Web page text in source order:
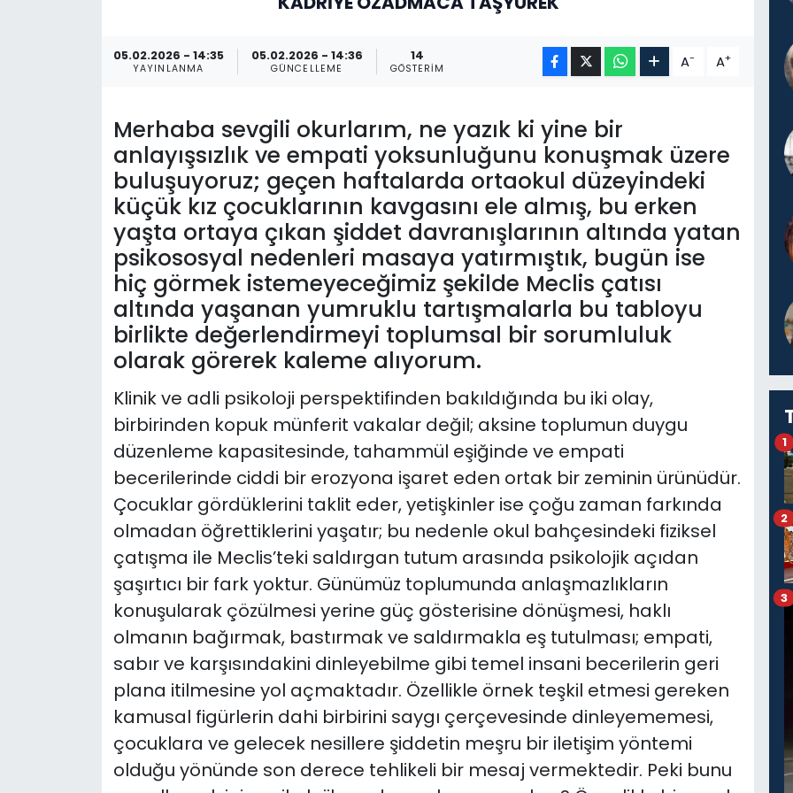
05.02.2026 - 14:35
YAYINLANMA
05.02.2026 - 14:36
GÜNCELLEME
14
GÖSTERIM A- A+
Merhaba sevgili okurlarım, ne yazık ki yine bir
anlayışsızlık ve empati yoksunluğunu konuşmak üzere
buluşuyoruz; geçen haftalarda ortaokul düzeyindeki
küçük kız çocuklarının kavgasını ele almış, bu erken
yaşta ortaya çıkan şiddet davranışlarının altında yatan
psikososyal nedenleri masaya yatırmıştık, bugün ise
hiç görmek istemeyeceğimiz şekilde Meclis çatısı
altında yaşanan yumruklu tartışmalarla bu tabloyu
birlikte değerlendirmeyi toplumsal bir sorumluluk
olarak görerek kaleme alıyorum.
Klinik ve adli psikoloji perspektifinden bakıldığında bu iki olay,
birbirinden kopuk münferit vakalar değil; aksine toplumun duygu
düzenleme kapasitesinde, tahammül eşiğinde ve empati
becerilerinde ciddi bir erozyona işaret eden ortak bir zeminin ürünüdür.
Çocuklar gördüklerini taklit eder, yetişkinler ise çoğu zaman farkında
olmadan öğrettiklerini yaşatır; bu nedenle okul bahçesindeki fiziksel
çatışma ile Meclis’teki saldırgan tutum arasında psikolojik açıdan
şaşırtıcı bir fark yoktur. Günümüz toplumunda anlaşmazlıkların
konuşularak çözülmesi yerine güç gösterisine dönüşmesi, haklı
olmanın bağırmak, bastırmak ve saldırmakla eş tutulması; empati,
sabır ve karşısındakini dinleyebilme gibi temel insani becerilerin geri
plana itilmesine yol açmaktadır. Özellikle örnek teşkil etmesi gereken
kamusal figürlerin dahi birbirini saygı çerçevesinde dinleyememesi,
çocuklara ve gelecek nesillere şiddetin meşru bir iletişim yöntemi
olduğu yönünde son derece tehlikeli bir mesaj vermektedir. Peki bunu
1
2
3
KKTC YEREL SEÇİM 2018
Kültür Sanat
Magazin
Nöbetçi Eczaneler
Otomobil Dünyası
Teknoloji
Video Galeri
Yazarlar